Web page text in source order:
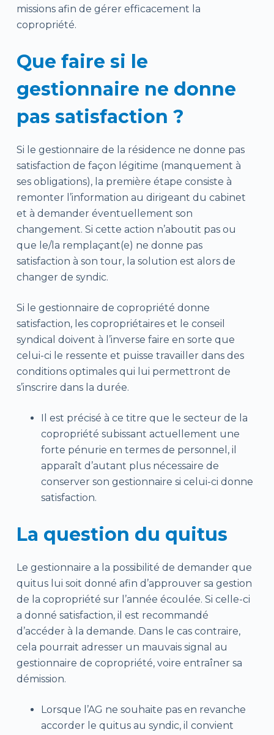
missions afin de gérer efficacement la
copropriété.
Que faire si le
gestionnaire ne donne
pas satisfaction ?
Si le gestionnaire de la résidence ne donne pas
satisfaction de façon légitime (manquement à
ses obligations), la première étape consiste à
remonter l’information au dirigeant du cabinet
et à demander éventuellement son
changement. Si cette action n’aboutit pas ou
que le/la remplaçant(e) ne donne pas
satisfaction à son tour, la solution est alors de
changer de syndic.
Si le gestionnaire de copropriété donne
satisfaction, les copropriétaires et le conseil
syndical doivent à l’inverse faire en sorte que
celui-ci le ressente et puisse travailler dans des
conditions optimales qui lui permettront de
s’inscrire dans la durée.
Il est précisé à ce titre que le secteur de la
copropriété subissant actuellement une
forte pénurie en termes de personnel, il
apparaît d’autant plus nécessaire de
conserver son gestionnaire si celui-ci donne
satisfaction.
La question du quitus
Le gestionnaire a la possibilité de demander que
quitus lui soit donné afin d’approuver sa gestion
de la copropriété sur l’année écoulée. Si celle-ci
a donné satisfaction, il est recommandé
d’accéder à la demande. Dans le cas contraire,
cela pourrait adresser un mauvais signal au
gestionnaire de copropriété, voire entraîner sa
démission.
Lorsque l’AG ne souhaite pas en revanche
accorder le quitus au syndic, il convient